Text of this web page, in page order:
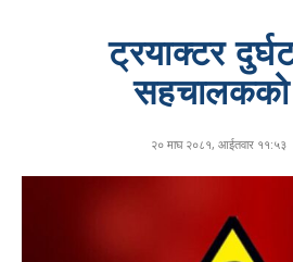
ट्रयाक्टर
२० माघ २०८१, आईतवार ११:५३